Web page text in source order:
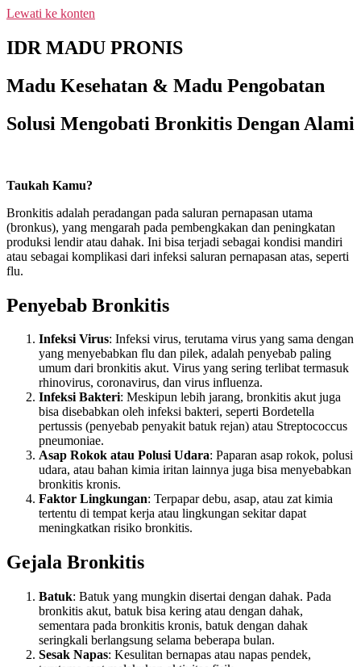
Lewati ke konten
IDR MADU PRONIS
Madu Kesehatan & Madu Pengobatan
Solusi Mengobati Bronkitis Dengan Alami
Taukah Kamu?
Bronkitis adalah peradangan pada saluran pernapasan utama
(bronkus), yang mengarah pada pembengkakan dan peningkatan
produksi lendir atau dahak. Ini bisa terjadi sebagai kondisi mandiri
atau sebagai komplikasi dari infeksi saluran pernapasan atas, seperti
flu.
Penyebab Bronkitis
Infeksi Virus: Infeksi virus, terutama virus yang sama dengan
yang menyebabkan flu dan pilek, adalah penyebab paling
umum dari bronkitis akut. Virus yang sering terlibat termasuk
rhinovirus, coronavirus, dan virus influenza.
Infeksi Bakteri: Meskipun lebih jarang, bronkitis akut juga
bisa disebabkan oleh infeksi bakteri, seperti Bordetella
pertussis (penyebab penyakit batuk rejan) atau Streptococcus
pneumoniae.
Asap Rokok atau Polusi Udara: Paparan asap rokok, polusi
udara, atau bahan kimia iritan lainnya juga bisa menyebabkan
bronkitis kronis.
Faktor Lingkungan: Terpapar debu, asap, atau zat kimia
tertentu di tempat kerja atau lingkungan sekitar dapat
meningkatkan risiko bronkitis.
Gejala Bronkitis
Batuk: Batuk yang mungkin disertai dengan dahak. Pada
bronkitis akut, batuk bisa kering atau dengan dahak,
sementara pada bronkitis kronis, batuk dengan dahak
seringkali berlangsung selama beberapa bulan.
Sesak Napas: Kesulitan bernapas atau napas pendek,
NEW PROMO !! BAYAR SETELAH
INDONESIA KLIK PESAN SEKARANG
SAMPAI KE REKENING KAMI)